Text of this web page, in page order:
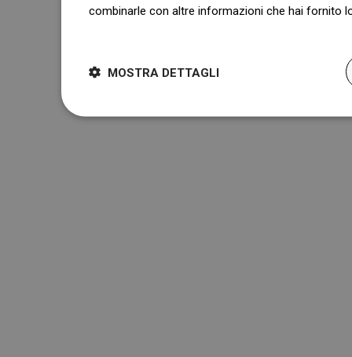
combinarle con altre informazioni che hai fornito
MOSTRA DETTAGLI